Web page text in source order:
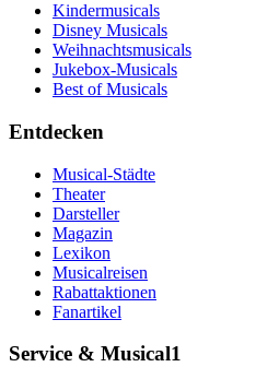
Kindermusicals
Disney Musicals
Weihnachtsmusicals
Jukebox-Musicals
Best of Musicals
Entdecken
Musical-Städte
Theater
Darsteller
Magazin
Lexikon
Musicalreisen
Rabattaktionen
Fanartikel
Service & Musical1